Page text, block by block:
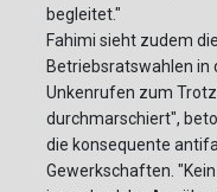
begleitet."
Fahimi sieht zudem
Betriebsratswahlen in
Unkenrufen zum
durchmarschiert",
die konsequente
Gewerkschaften.